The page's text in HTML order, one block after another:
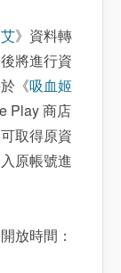
》資料轉
將進行資
《吸血姬
Play 商店
取得原資
原帳號進
放時間：